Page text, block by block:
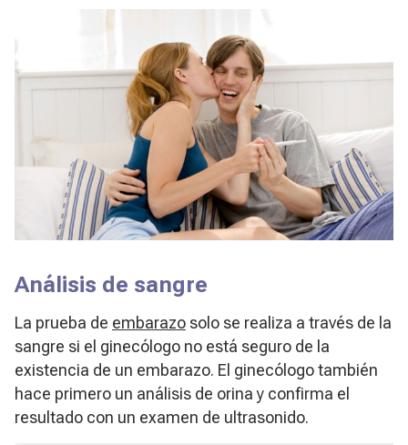
Análisis de sangre
La prueba de embarazo solo se realiza a través de la
sangre si el ginecólogo no está seguro de la
existencia de un embarazo. El ginecólogo también
hace primero un análisis de orina y confirma el
resultado con un examen de ultrasonido.